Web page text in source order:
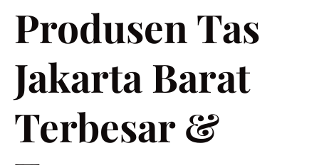
Produsen Tas
Jakarta Barat
Terbesar &